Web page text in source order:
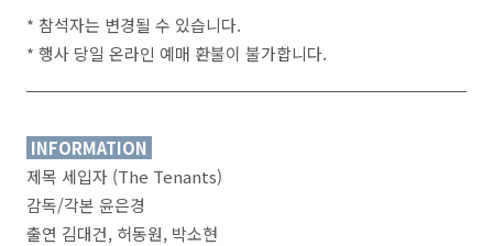
* 참석자는 변경될 수 있습니다.
* 행사 당일 온라인 예매 환불이 불가합니다.
INFORMATION
제목 세입자 (The Tenants)
감독/각본 윤은경
출연 김대건, 허동원, 박소현